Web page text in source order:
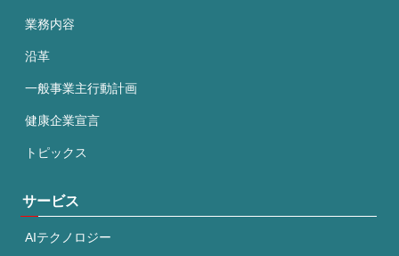
業務内容
沿革
一般事業主行動計画
健康企業宣言
トピックス
サービス
AIテクノロジー